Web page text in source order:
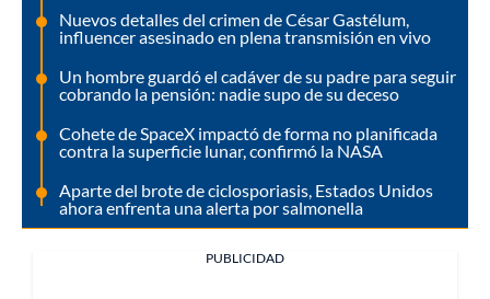
Nuevos detalles del crimen de César Gastélum,
influencer asesinado en plena transmisión en vivo
Un hombre guardó el cadáver de su padre para seguir
cobrando la pensión: nadie supo de su deceso
Cohete de SpaceX impactó de forma no planificada
contra la superficie lunar, confirmó la NASA
Aparte del brote de ciclosporiasis, Estados Unidos
ahora enfrenta una alerta por salmonella
PUBLICIDAD